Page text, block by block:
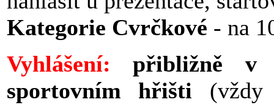
Kategorie Cvrčkové - na
Vyhlášení: přibližně v
sportovním hřišti